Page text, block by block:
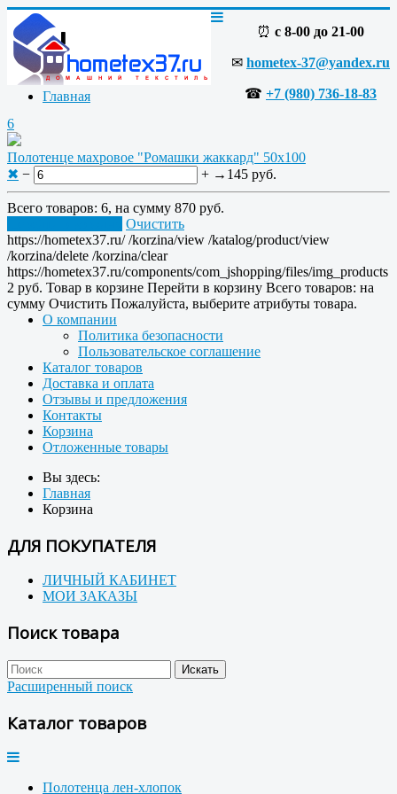
⏰ с 8-00 до 21-00
✉ hometex-37@yandex.ru
☎ +7 (980) 736-18-83
6
Полотенце махровое "Ромашки жаккард" 50x100
✖ − + → 145 руб.
Всего товаров: 6, на сумму 870 руб.
Очистить
https://hometex37.ru/ /korzina/view /katalog/product/view
/korzina/delete /korzina/clear
https://hometex37.ru/components/com_jshopping/files/img_products
2 руб. Товар в корзине Перейти в корзину Всего товаров: на
сумму Очистить Пожалуйста, выберите атрибуты товара.
Главная
О компании
Политика безопасности
Пользовательское соглашение
Каталог товаров
Доставка и оплата
Отзывы и предложения
Контакты
Корзина
Отложенные товары
Вы здесь:
Главная
Корзина
ДЛЯ ПОКУПАТЕЛЯ
ЛИЧНЫЙ КАБИНЕТ
МОИ ЗАКАЗЫ
Поиск товара
Расширенный поиск
Каталог товаров
Полотенца лен-хлопок